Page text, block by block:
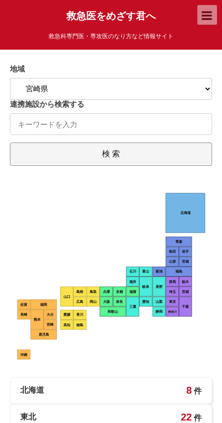
救急医をめざす君へ
救急科専門医・専攻医のなり方など情報サイト
地域
連携施設から検索する
検 索
北海道
青森
秋田 岩手
山形 宮城
福島
新潟
群馬 栃木
埼玉 茨城
東京
神奈川
千葉
石川 富山
福井
岐阜
長野
愛知 山梨
静岡
三重
滋賀
京都
兵庫
奈良
大阪
和歌山
鳥取
岡山
島根
広島
山口
香川
徳島
愛媛
高知
佐賀 福岡
長崎
熊本
大分
宮崎
鹿児島
沖縄
北海道 8 件
東北 22 件